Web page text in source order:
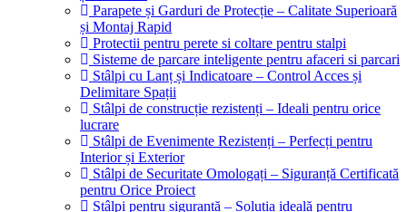
Parapete și Garduri de Protecție – Calitate Superioară
și Montaj Rapid
Protectii pentru perete si coltare pentru stalpi
Sisteme de parcare inteligente pentru afaceri si parcari
Stâlpi cu Lanț și Indicatoare – Control Acces și
Delimitare Spații
Stâlpi de construcție rezistenți – Ideali pentru orice
lucrare
Stâlpi de Evenimente Rezistenți – Perfecți pentru
Interior și Exterior
Stâlpi de Securitate Omologați – Siguranță Certificată
pentru Orice Proiect
Stâlpi pentru siguranță – Soluția ideală pentru